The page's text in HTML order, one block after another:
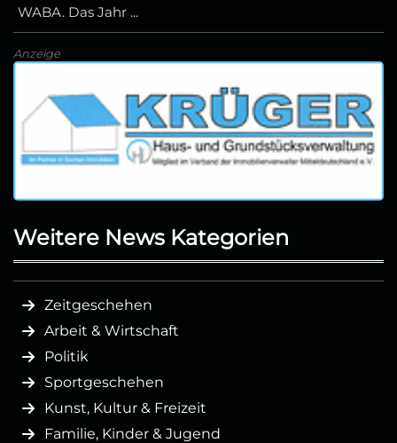
WABA. Das Jahr ...
Anzeige
Weitere News Kategorien
Zeitgeschehen
Arbeit & Wirtschaft
Politik
Sportgeschehen
Kunst, Kultur & Freizeit
Familie, Kinder & Jugend